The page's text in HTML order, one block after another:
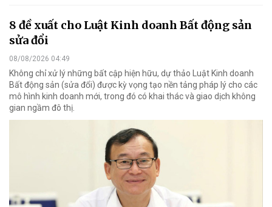
8 đề xuất cho Luật Kinh doanh Bất động sản
sửa đổi
08/08/2026 04:49
Không chỉ xử lý những bất cập hiện hữu, dự thảo Luật Kinh doanh
Bất động sản (sửa đổi) được kỳ vọng tạo nền tảng pháp lý cho các
mô hình kinh doanh mới, trong đó có khai thác và giao dịch không
gian ngầm đô thị.